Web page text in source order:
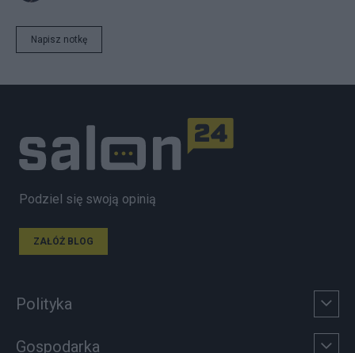
Napisz notkę
Podziel się swoją opinią
ZAŁÓŻ BLOG
Polityka
Gospodarka